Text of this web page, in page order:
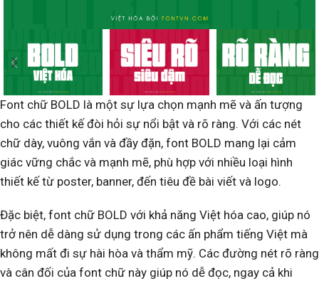
Font chữ BOLD là một sự lựa chọn mạnh mẽ và ấn tượng
cho các thiết kế đòi hỏi sự nổi bật và rõ ràng. Với các nét
chữ dày, vuông vắn và đầy đặn, font BOLD mang lại cảm
giác vững chắc và mạnh mẽ, phù hợp với nhiều loại hình
thiết kế từ poster, banner, đến tiêu đề bài viết và logo.
Đặc biệt, font chữ BOLD với khả năng Việt hóa cao, giúp nó
trở nên dễ dàng sử dụng trong các ấn phẩm tiếng Việt mà
không mất đi sự hài hòa và thẩm mỹ. Các đường nét rõ ràng
và cân đối của font chữ này giúp nó dễ đọc, ngay cả khi